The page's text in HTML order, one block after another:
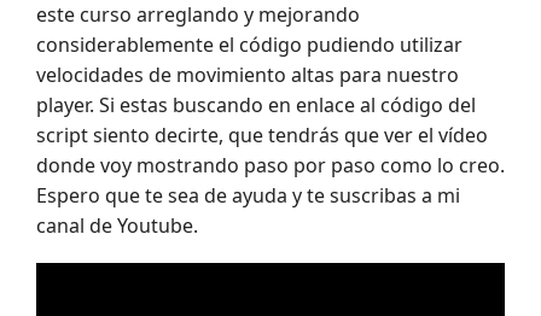
este curso arreglando y mejorando
considerablemente el código pudiendo utilizar
velocidades de movimiento altas para nuestro
player. Si estas buscando en enlace al código del
script siento decirte, que tendrás que ver el vídeo
donde voy mostrando paso por paso como lo creo.
Espero que te sea de ayuda y te suscribas a mi
canal de Youtube.